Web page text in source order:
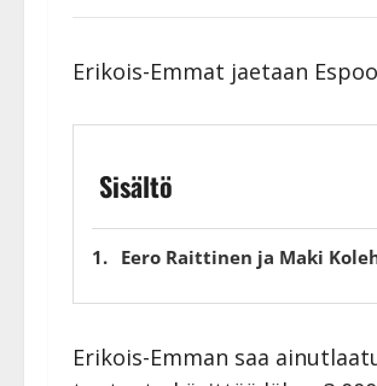
Erikois-Emmat jaetaan
Sisältö
Eero Raittinen ja Maki
Erikois-Emman saa